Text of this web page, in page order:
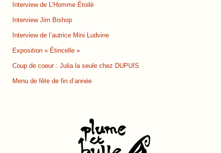
Interview de L’Homme Étoilé
Interview Jim Bishop
Interview de l’autrice Mini Ludvine
Exposition « Étincelle »
Coup de coeur : Julia la seule chez DUPUIS
Menu de fête de fin d’année